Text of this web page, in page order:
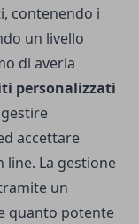
contenendo i
un livello
di averla
personalizzati
accettare
La gestione
un
quanto potente